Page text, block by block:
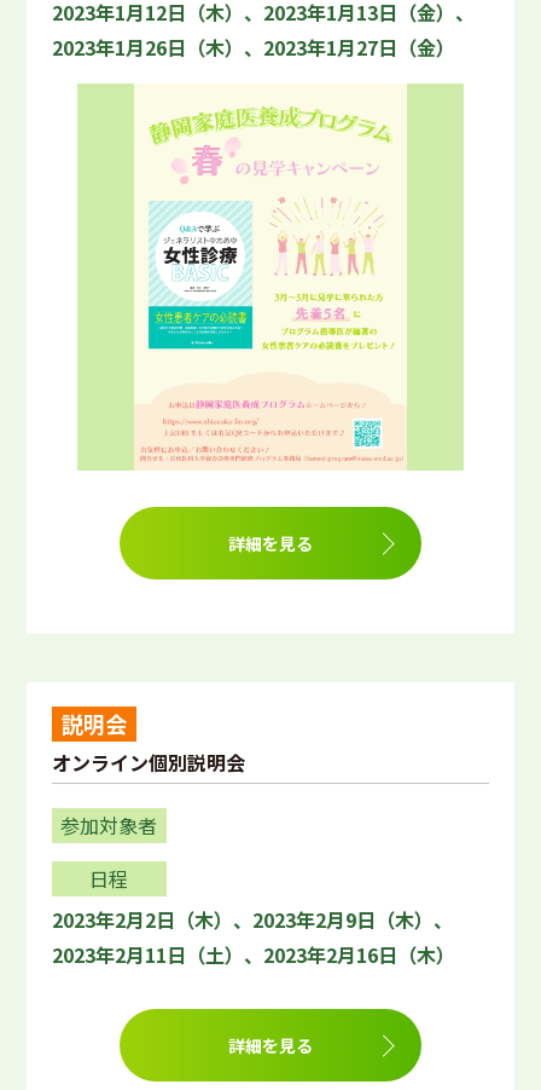
2023年1月12日（木）、2023年1月13日（金）、
2023年1月26日（木）、2023年1月27日（金）
詳細を見る
説明会
オンライン個別説明会
参加対象者
日程
2023年2月2日（木）、2023年2月9日（木）、
2023年2月11日（土）、2023年2月16日（木）
詳細を見る